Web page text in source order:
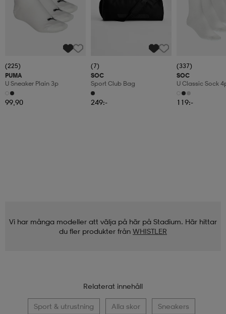
(225)
PUMA
U Sneaker Plain 3p
99,90
(7)
SOC
Sport Club Bag
249:-
(337)
SOC
U Classic Sock
119:-
Vi har många modeller att välja på här på Stadium. Här hittar
du fler produkter från WHISTLER
Relaterat innehåll
Sport & utrustning Alla skor Sneakers